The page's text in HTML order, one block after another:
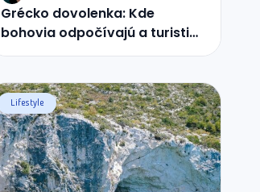
Grécko dovolenka: Kde
bohovia odpočívajú a turisti
snívajú
Lifestyle